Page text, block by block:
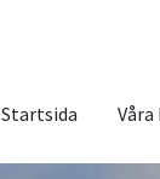
Startsida Våra